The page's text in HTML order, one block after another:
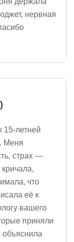
нервная
15-летней
Меня
страх —
что
её к
вашего
приняли
объяснила